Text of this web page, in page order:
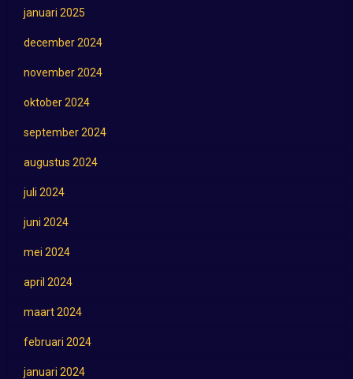
januari 2025
december 2024
november 2024
oktober 2024
september 2024
augustus 2024
juli 2024
juni 2024
mei 2024
april 2024
maart 2024
februari 2024
januari 2024